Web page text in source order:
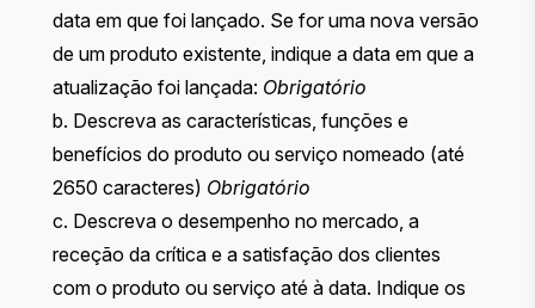
data em que foi lançado. Se for uma nova versão
de um produto existente, indique a data em que a
atualização foi lançada: Obrigatório
b. Descreva as características, funções e
benefícios do produto ou serviço nomeado (até
2650 caracteres) Obrigatório
c. Descreva o desempenho no mercado, a
receção da crítica e a satisfação dos clientes
com o produto ou serviço até à data. Indique os